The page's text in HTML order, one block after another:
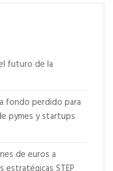
futuro de la
fondo perdido para
pymes y startups
de euros a